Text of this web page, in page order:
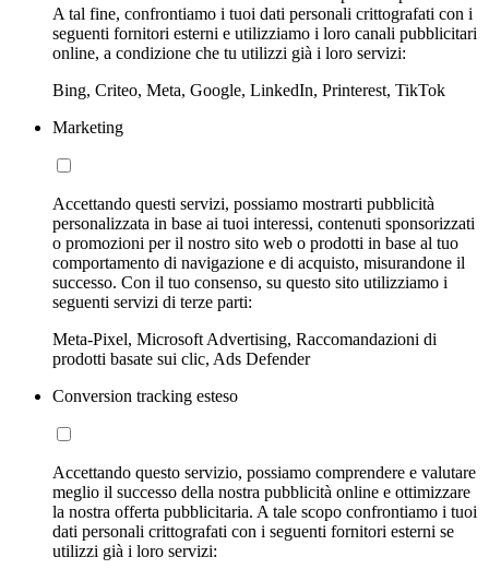
A tal fine, confrontiamo i tuoi dati personali crittografati con i
seguenti fornitori esterni e utilizziamo i loro canali pubblicitari
online, a condizione che tu utilizzi già i loro servizi:
Bing, Criteo, Meta, Google, LinkedIn, Printerest, TikTok
Marketing
Accettando questi servizi, possiamo mostrarti pubblicità
personalizzata in base ai tuoi interessi, contenuti sponsorizzati
o promozioni per il nostro sito web o prodotti in base al tuo
comportamento di navigazione e di acquisto, misurandone il
successo. Con il tuo consenso, su questo sito utilizziamo i
seguenti servizi di terze parti:
Meta-Pixel, Microsoft Advertising, Raccomandazioni di
prodotti basate sui clic, Ads Defender
Conversion tracking esteso
Accettando questo servizio, possiamo comprendere e valutare
meglio il successo della nostra pubblicità online e ottimizzare
la nostra offerta pubblicitaria. A tale scopo confrontiamo i tuoi
dati personali crittografati con i seguenti fornitori esterni se
utilizzi già i loro servizi: